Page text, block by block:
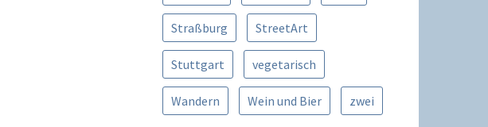
Straßburg StreetArt
Stuttgart vegetarisch
Wandern Wein und Bier zwei